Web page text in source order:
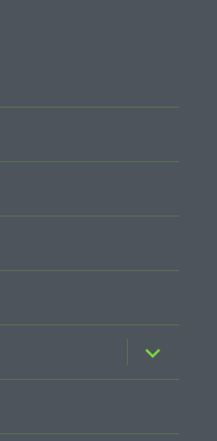
ouvrir
le
sous-